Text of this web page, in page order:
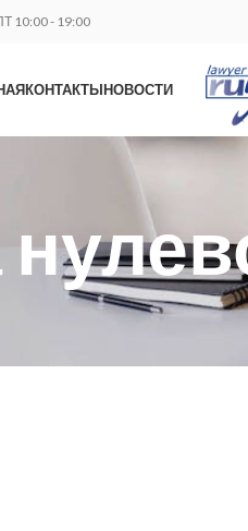
10:00 - 19:00
КОНТАКТЫНОВОСТИ